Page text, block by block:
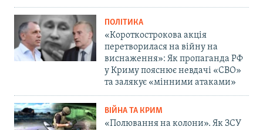
ПОЛІТИКА
«Короткострокова акція
перетворилася на війну на
виснаження»: Як пропаганда РФ
у Криму пояснює невдачі «СВО»
та залякує «мінними атаками»
ВІЙНА ТА КРИМ
«Полювання на колони». Як ЗСУ